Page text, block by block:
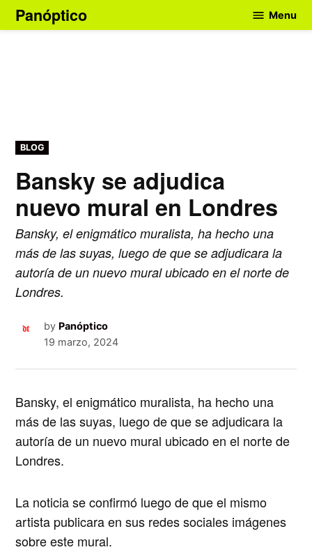
Skip
to
Panóptico Menu
POSTED
IN
BLOG
Bansky se adjudica
nuevo mural en Londres
Bansky, el enigmático muralista, ha hecho una
más de las suyas, luego de que se adjudicara la
autoría de un nuevo mural ubicado en el norte de
Londres.
by Panóptico
19 marzo, 2024
Bansky, el enigmático muralista, ha hecho una
más de las suyas, luego de que se adjudicara la
autoría de un nuevo mural ubicado en el norte de
Londres.
La noticia se confirmó luego de que el mismo
artista publicara en sus redes sociales imágenes
sobre este mural.